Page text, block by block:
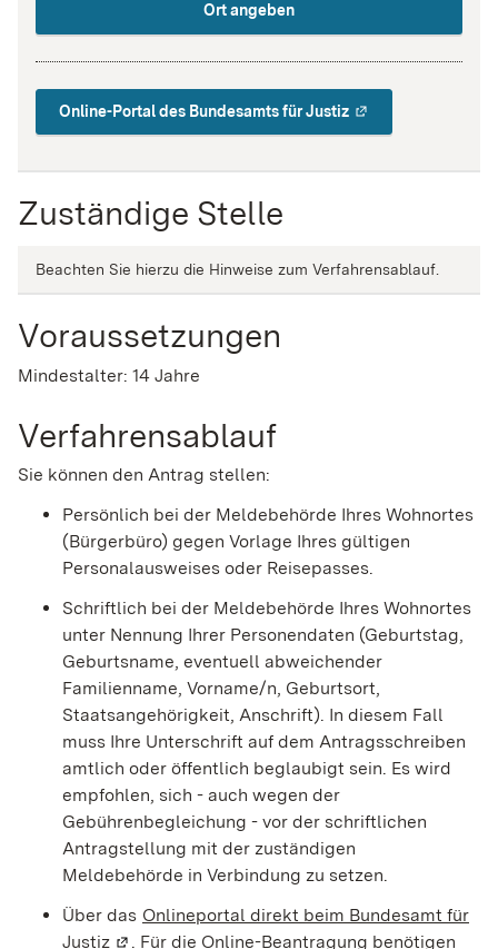
Ort angeben
Online-Portal des Bundesamts für Justiz
Zuständige Stelle
Beachten Sie hierzu die Hinweise zum Verfahrensablauf.
Voraussetzungen
Mindestalter: 14 Jahre
Verfahrensablauf
Sie können den Antrag stellen:
Persönlich bei der Meldebehörde Ihres Wohnortes
(Bürgerbüro) gegen Vorlage Ihres gültigen
Personalausweises oder Reisepasses.
Schriftlich bei der Meldebehörde Ihres Wohnortes
unter Nennung Ihrer Personendaten (Geburtstag,
Geburtsname, eventuell abweichender
Familienname, Vorname/n, Geburtsort,
Staatsangehörigkeit, Anschrift). In diesem Fall
muss Ihre Unterschrift auf dem Antragsschreiben
amtlich oder öffentlich beglaubigt sein. Es wird
empfohlen, sich - auch wegen der
Gebührenbegleichung - vor der schriftlichen
Antragstellung mit der zuständigen
Meldebehörde in Verbindung zu setzen.
Über das Onlineportal direkt beim Bundesamt für
Justiz (Wird in einem neuen Fenster geöffnet)
. Für die Online-Beantragung benötigen